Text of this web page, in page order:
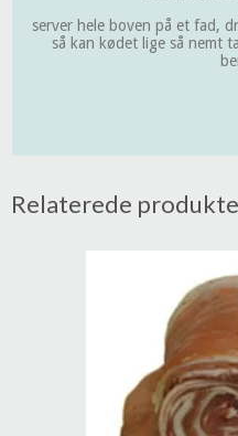
server hele boven på et fad,
så kan kødet lige så nemt
Relaterede